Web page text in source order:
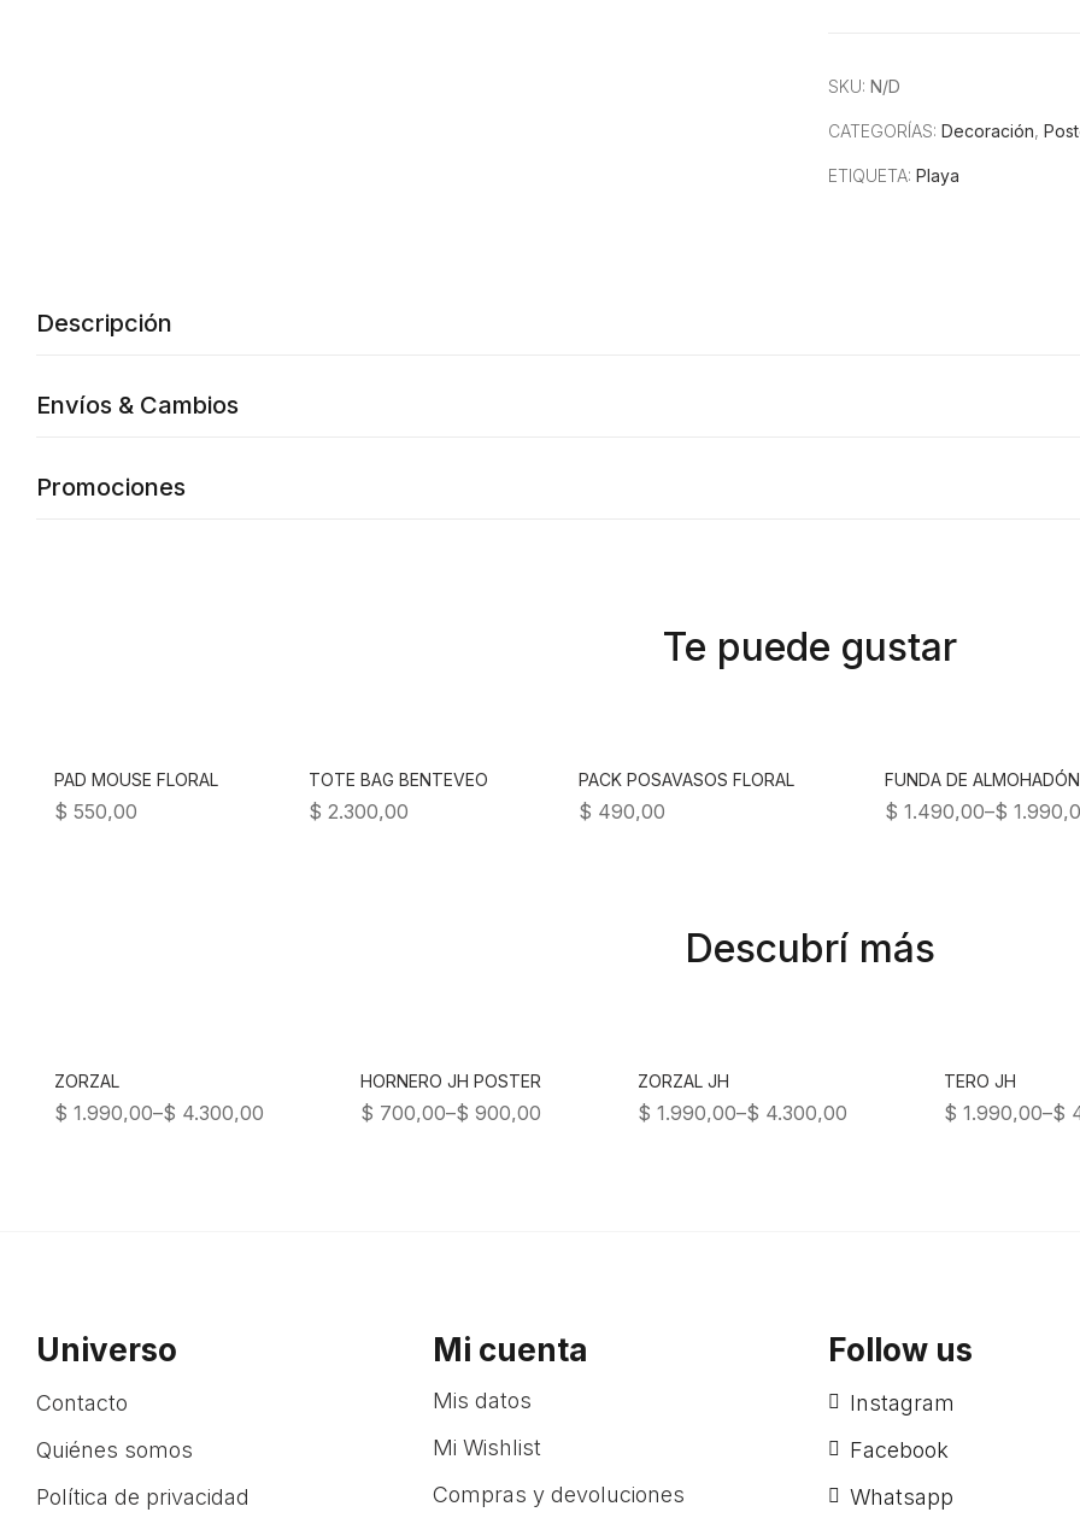
SKU: N/D
CATEGORÍAS: Decoración,
ETIQUETA: Playa
Descripción
Envíos & Cambios
Promociones
Te puede gustar
PAD MOUSE FLORAL
$ 550,00
TOTE BAG BENTEVEO
$ 2.300,00
PACK POSAVASOS FLORAL
$ 490,00
FUNDA DE
$ 1.490,00–$
Descubrí más
ZORZAL
$ 1.990,00–$ 4.300,00
HORNERO JH POSTER
$ 700,00–$ 900,00
ZORZAL JH
$ 1.990,00–$ 4.300,00
TERO JH
$ 1.990,00–$
Universo
Contacto
Quiénes somos
Política de privacidad
Mi cuenta
Mis datos
Mi Wishlist
Compras y devoluciones
Follow us
Instagram
Facebook
Whatsapp